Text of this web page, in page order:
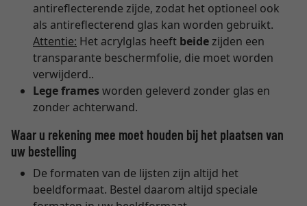
antireflecterende zijde, zodat het optioneel ook
als antireflecterend glas kan worden gebruikt.
Attentie: Het acrylglas heeft beidezijden een
transparante beschermfolie, die moet worden
verwijderd..
Lege framesworden geleverd zonder glas en
zonder achterwand.
Waar u rekening mee moet houden bij het plaatsen van
uw bestelling
De formaten van de lijsten zijn altijd het
beeldformaat. Bestel daarom altijd speciale